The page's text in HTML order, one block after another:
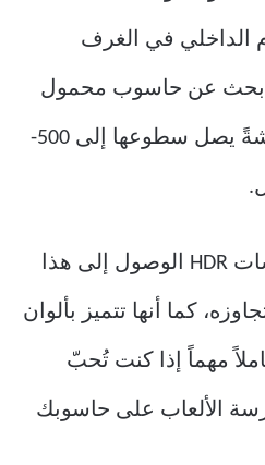
الداخلي في الغرف
أبحث عن حاسوب محمول
جديد، لكنت سأختار شاشةً يصل سطوعها إلى 500-
تستطيع العديد من شاشات HDR الوصول إلى هذا
كما أنها تتميز بألوان
مهماً إذا كنت تُحبّ
الألعاب على حاسوبك